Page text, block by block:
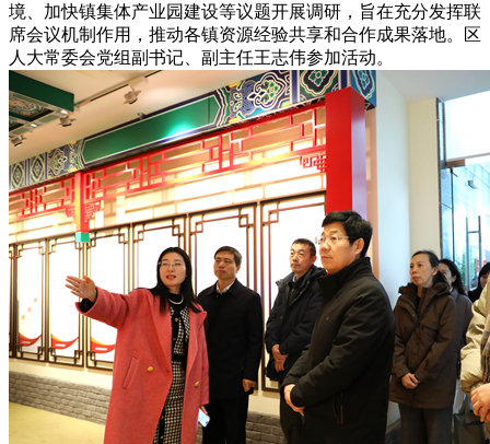
境、加快镇集体产业园建设等议题开展调研，旨在充分发挥联
席会议机制作用，推动各镇资源经验共享和合作成果落地。区
人大常委会党组副书记、副主任王志伟参加活动。